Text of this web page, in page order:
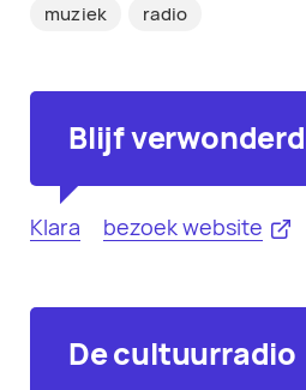
muziek radio
Blijf verwonderd
Klara bezoek website
De cultuurradio